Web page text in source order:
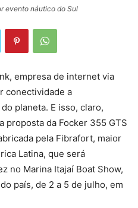
evento náutico do Sul
empresa de internet via
conectividade a
planeta. E isso, claro,
proposta da Focker 355 GTS
pela Fibrafort, maior
Latina, que será
no Marina Itajaí Boat Show,
país, de 2 a 5 de julho, em